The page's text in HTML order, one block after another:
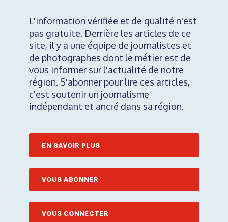
L'information vérifiée et de qualité n'est
pas gratuite. Derrière les articles de ce
site, il y a une équipe de journalistes et
de photographes dont le métier est de
vous informer sur l'actualité de notre
région. S'abonner pour lire ces articles,
c'est soutenir un journalisme
indépendant et ancré dans sa région.
EN SAVOIR PLUS
VOUS ABONNER
VOUS CONNECTER